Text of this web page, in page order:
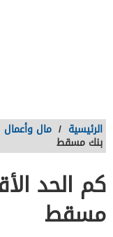
الرئيسية / مال وأعمال
بنك مسقط
كم الحد
مسقط